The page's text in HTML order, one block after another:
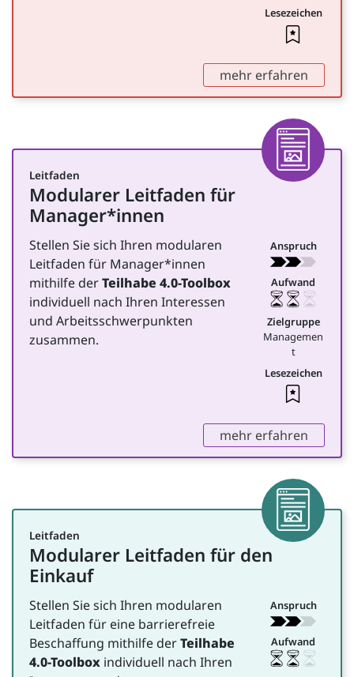
Lesezeichen
,mehr erfahren
Leitfaden
für Management
Modularer Leitfaden für
Manager*innen
Artikel
Stellen Sie sich Ihren modularen
Leitfaden für Manager*innen
mithilfe derTeilhabe 4.0-Toolbox
individuell nach Ihren Interessen
und Arbeitsschwerpunkten
zusammen.
Anspruch
Aufwand
Zielgruppe
Managemen
t
Lesezeichen
,mehr erfahren
Leitfaden
für Einkauf
Modularer Leitfaden für den
Einkauf
Artikel
Stellen Sie sich Ihren modularen
Leitfaden für eine barrierefreie
Beschaffung mithilfe derTeilhabe
4.0-Toolbox individuell nach Ihren
Anspruch
Aufwand